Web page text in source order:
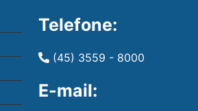
Telefone:
(45) 3559 - 8000
E-mail: